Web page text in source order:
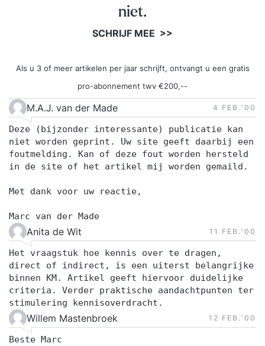
niet.
SCHRIJF MEE >>
Als u 3 of meer artikelen per jaar schrijft, ontvangt u een gratis
pro-abonnement twv €200,--
M.A.J. van der Made 4 FEB.‘00
Deze (bijzonder interessante) publicatie kan
niet worden geprint. Uw site geeft daarbij een
foutmelding. Kan of deze fout worden hersteld
in de site of het artikel mij worden gemaild.
Met dank voor uw reactie,
Marc van der Made
Anita de Wit 11 FEB.‘00
Het vraagstuk hoe kennis over te dragen,
direct of indirect, is een uiterst belangrijke
binnen KM. Artikel geeft hiervoor duidelijke
criteria. Verder praktische aandachtpunten ter
stimulering kennisoverdracht.
Willem Mastenbroek 12 FEB.‘00
Beste Marc